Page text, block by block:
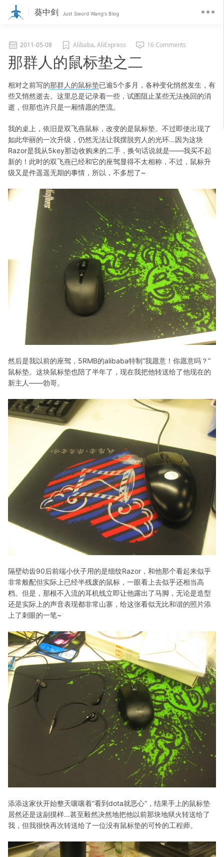
葵中剑 Just Sword Wang's Blog
2011-05-08 Alibaba, AliExpress 16 Comments
那群人的鼠标垫之二
相对之前写的那群人的鼠标垫已逾5个多月，各种变化悄然发生，有
些又悄然逝去。这里总是记录着一些，试图阻止某些无法挽回的消
逝，但那也许只是一厢情愿的堕流。
我的桌上，依旧是双飞燕鼠标，改变的是鼠标垫。不过即使出现了
如此华丽的一次升级，仍然无法让我摆脱穷人的光环...因为这块
Razor是我从5key那边收购来的二手，换句话说就是——我买不起
新的！此时的双飞燕已经和它的座驾显得不太相称，不过，鼠标升
级又是件遥遥无期的事情，所以，不多想了~
然后是我以前的座驾，5RMB的alibaba特制“我愿意！你愿意吗？”
鼠标垫。这块鼠标垫也陪了半年了，现在我把他转送给了他现在的
新主人——勃哥。
隔壁幼齿90后前端小伙子用的是细纹Razor，和他那个看起来似乎
非常般配但实际上已经半残废的鼠标，一眼看上去似乎还相当高
档。但是，那根不入流的耳机线立即让他露出了马脚，无论是造型
还是实际上的声音表现都非常山寨，给这张看似无比和谐的照片添
上了刺眼的一笔~
添添这家伙开始整天嚷嚷着“看到dota就恶心”，结果手上的鼠标垫
居然还是这副摸样...甚至毅然决然地把他以前那块地狱火转送给了
我，但我很快再次转送给了一位没有鼠标垫的可怜的工程师。